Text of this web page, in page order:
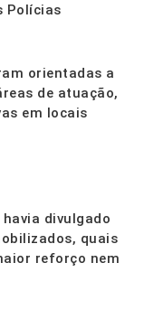
Polícias
orientadas a
de atuação,
em locais
divulgado
quais
reforço nem